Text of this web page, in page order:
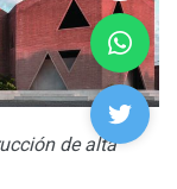
de alta